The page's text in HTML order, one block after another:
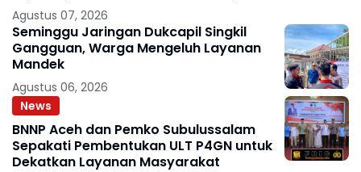
Remaja
Agustus 07, 2026
Seminggu Jaringan Dukcapil Singkil
Gangguan, Warga Mengeluh Layanan
Mandek
Agustus 06, 2026
News
BNNP Aceh dan Pemko Subulussalam
Sepakati Pembentukan ULT P4GN untuk
Dekatkan Layanan Masyarakat